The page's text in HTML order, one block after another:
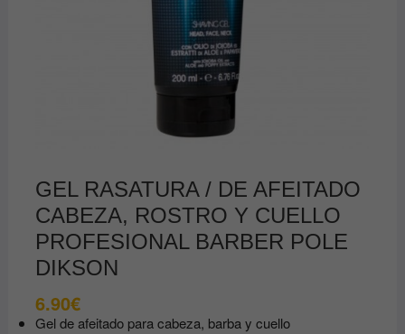
GEL RASATURA / DE AFEITADO
CABEZA, ROSTRO Y CUELLO
PROFESIONAL BARBER POLE
DIKSON
6.90€
Gel de afeitado para cabeza, barba y cuello